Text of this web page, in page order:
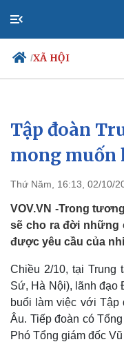
/XÃ HỘI
Chính trị
Tổ chức nhân sự
Nhận diện sự thật
Tập đoàn
mong muốn
Thứ Năm, 16:13, 02/10/
VOV.VN -Trong
sẽ cho ra đời
được yêu cầu của
Chiều 2/10, tại Trung
Sứ, Hà Nội), lãnh đạo
buổi làm việc với Tập
Âu. Tiếp đoàn có
Phó Tổng giám đốc